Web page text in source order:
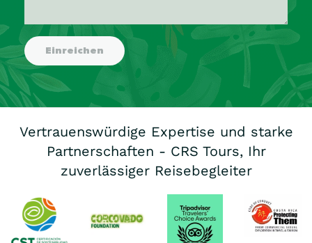
Vertrauenswürdige Expertise und starke
Partnerschaften - CRS Tours, Ihr
zuverlässiger Reisebegleiter